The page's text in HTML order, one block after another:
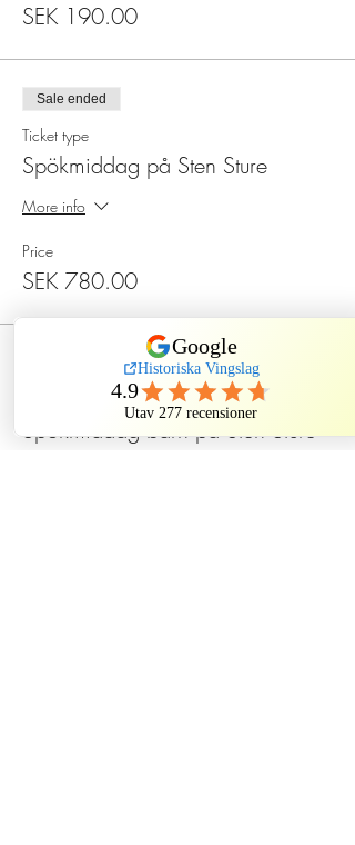
SEK 190.00
Sale ended
Ticket type
Spökmiddag på Sten Sture
More info
Price
SEK 780.00
Spökmiddag barn på Sten Sture